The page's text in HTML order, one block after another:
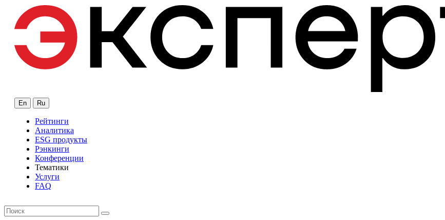
En Ru
Рейтинги
Аналитика
ESG продукты
Рэнкинги
Конференции
Тематики
Услуги
FAQ